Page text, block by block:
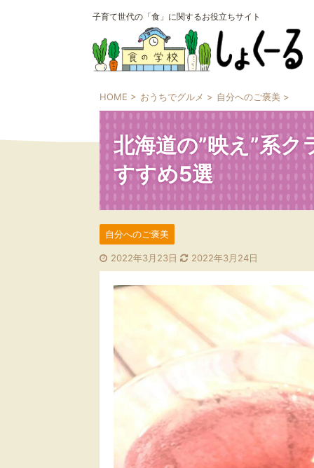
子育て世代の「食」に関するお役立ちサイト
HOME > おうちでグルメ > 自分へのご褒美 >
北海道の”映え”系
すすめ5選
自分へのご褒美
2022年3月23日 2022年3月24日